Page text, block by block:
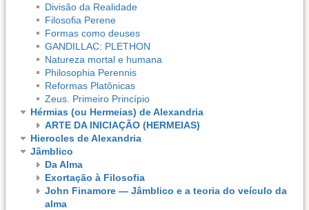
Divisão da Realidade
Filosofia Perene
Formas como deuses
GANDILLAC: PLETHON
Natureza mortal e humana
Philosophia Perennis
Reformas Platônicas
Zeus. Primeiro Princípio
Hérmias (ou Hermeias) de Alexandria
ARTE DA INICIAÇÃO (HERMEIAS)
Hierocles de Alexandria
Jâmblico
Da Alma
Exortação à Filosofia
John Finamore — Jâmblico e a teoria do veículo da
alma